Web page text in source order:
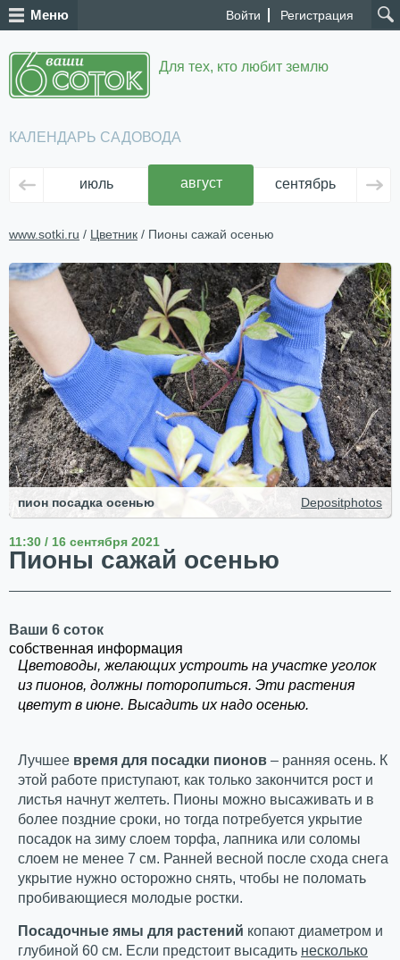
Войти Регистрация
Меню
Для тех, кто любит землю
КАЛЕНДАРЬ САДОВОДА
июль август сентябрь
www.sotki.ru / Цветник / Пионы сажай осенью
Depositphotos
пион посадка осенью
11:30 / 16 сентября 2021
Пионы сажай осенью
Ваши 6 соток
собственная информация
Цветоводы, желающих устроить на участке уголок
из пионов, должны поторопиться. Эти растения
цветут в июне. Высадить их надо осенью.
Лучшее время для посадки пионов – ранняя осень. К
этой работе приступают, как только закончится рост и
листья начнут желтеть. Пионы можно высаживать и в
более поздние сроки, но тогда потребуется укрытие
посадок на зиму слоем торфа, лапника или соломы
слоем не менее 7 см. Ранней весной после схода снега
укрытие нужно осторожно снять, чтобы не поломать
пробивающиеся молодые ростки.
Посадочные ямы для растений копают диаметром и
глубиной 60 см. Если предстоит высадить несколько